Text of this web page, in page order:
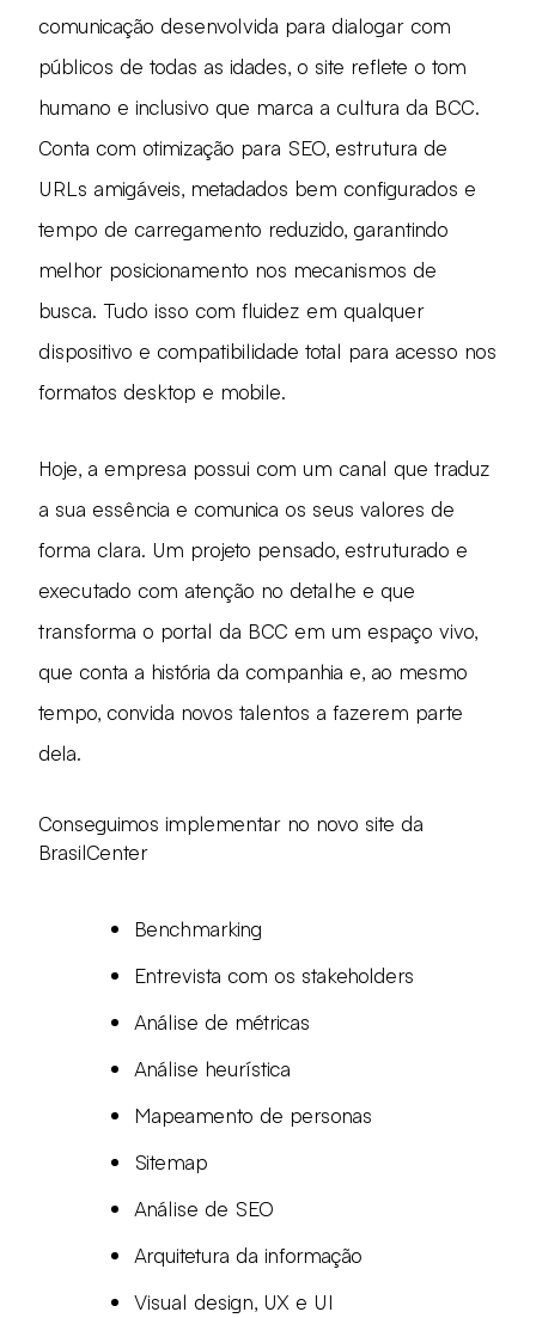
comunicação desenvolvida para dialogar com
públicos de todas as idades, o site reflete o tom
humano e inclusivo que marca a cultura da BCC.
Conta com otimização para SEO, estrutura de
URLs amigáveis, metadados bem configurados e
tempo de carregamento reduzido, garantindo
melhor posicionamento nos mecanismos de
busca. Tudo isso com fluidez em qualquer
dispositivo e compatibilidade total para acesso nos
formatos desktop e mobile.
Hoje, a empresa possui com um canal que traduz
a sua essência e comunica os seus valores de
forma clara. Um projeto pensado, estruturado e
executado com atenção no detalhe e que
transforma o portal da BCC em um espaço vivo,
que conta a história da companhia e, ao mesmo
tempo, convida novos talentos a fazerem parte
dela.
Conseguimos implementar no novo site da
BrasilCenter
Benchmarking
Entrevista com os stakeholders
Análise de métricas
Análise heurística
Mapeamento de personas
Sitemap
Análise de SEO
Arquitetura da informação
Visual design, UX e UI